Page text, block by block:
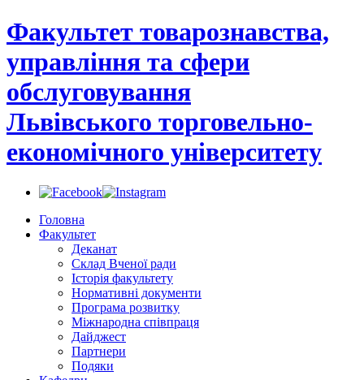
Факультет товарознавства,
управління та сфери
обслуговування
Львівського торговельно-
економічного університету
Головна
Факультет
Деканат
Склад Вченої ради
Історія факультету
Нормативні документи
Програма розвитку
Міжнародна співпраця
Дайджест
Партнери
Подяки